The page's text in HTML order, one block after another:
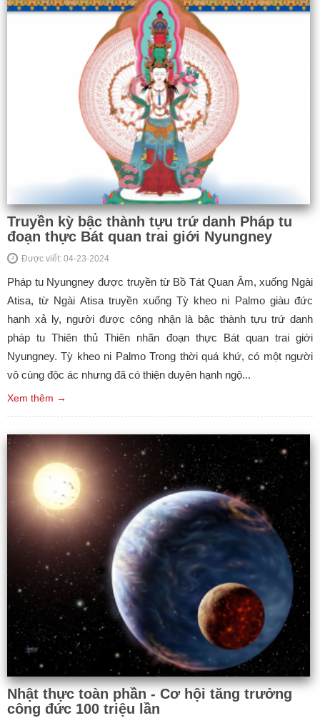
Truyền kỳ bậc thành tựu trứ danh Pháp tu
đoạn thực Bát quan trai giới Nyungney
Được viết: 04-23-2024
Pháp tu Nyungney được truyền từ Bồ Tát Quan Âm, xuống Ngài
Atisa, từ Ngài Atisa truyền xuống Tỳ kheo ni Palmo giàu đức
hạnh xả ly, người được công nhận là bậc thành tựu trứ danh
pháp tu Thiên thủ Thiên nhãn đoạn thực Bát quan trai giới
Nyungney. Tỳ kheo ni Palmo Trong thời quá khứ, có một người
vô cùng độc ác nhưng đã có thiện duyên hạnh ngộ...
Xem thêm →
Nhật thực toàn phần - Cơ hội tăng trưởng
công đức 100 triệu lần